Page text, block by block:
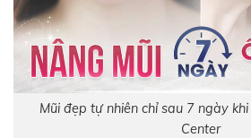
Mũi đẹp tự nhiên chỉ sau 7 ngày
Center